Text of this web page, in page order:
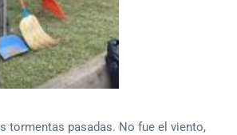
tormentas pasadas. No fue el viento,